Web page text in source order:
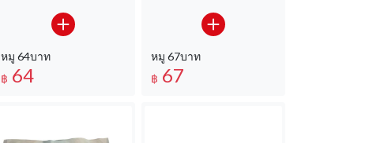
หมู 64บาท
฿ 64
หมู 67บาท
฿ 67